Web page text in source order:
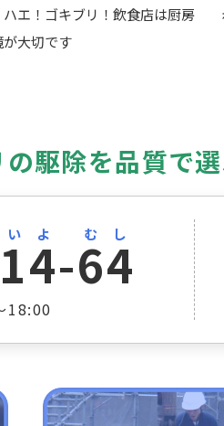
ハエ！ゴキブリ！飲食店は厨房
が大切です
駆除を品質で
64
いよ むし
18:00